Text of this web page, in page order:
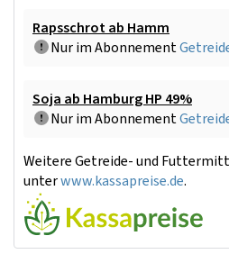
Rapsschrot ab Hamm
Nur im Abonnement
Soja ab Hamburg HP 49%
Nur im Abonnement
Weitere Getreide- und
unterwww.kassapreise.de.